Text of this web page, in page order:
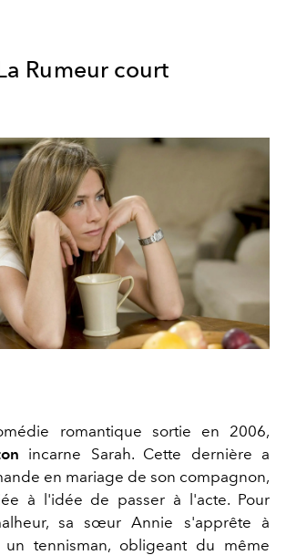
Rumeur court
romantique sortie en 2006,
incarne Sarah. Cette dernière a
en mariage de son compagnon,
à l'idée de passer à l'acte. Pour
sa sœur Annie s'apprête à
un tennisman, obligeant du même